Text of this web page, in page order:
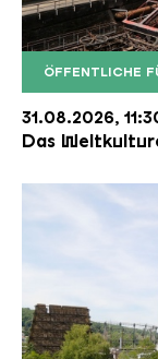
ÖFFENTLICHE
Der
Copyright:
31.08.2026,
Das